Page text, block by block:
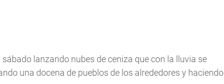
lanzando nubes de ceniza que con la lluvia se
una docena de pueblos de los alrededores y haciendo